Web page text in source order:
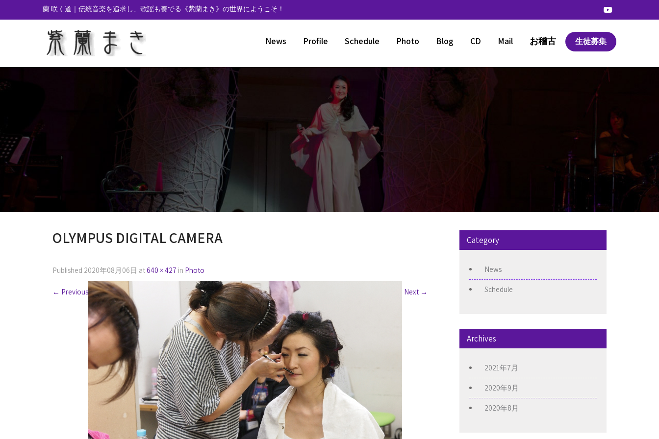
蘭 咲く道｜伝統音楽を追求し、歌謡も奏でる 《紫蘭まき》の世界にようこそ！
News Profile Schedule Photo Blog CD Mail お稽古 生徒募集
OLYMPUS DIGITAL CAMERA
Published 2020年08月06日 at640 × 427 in Photo
← Previous Next →
Category
News
Schedule
Archives
2021年7月
2020年9月
2020年8月